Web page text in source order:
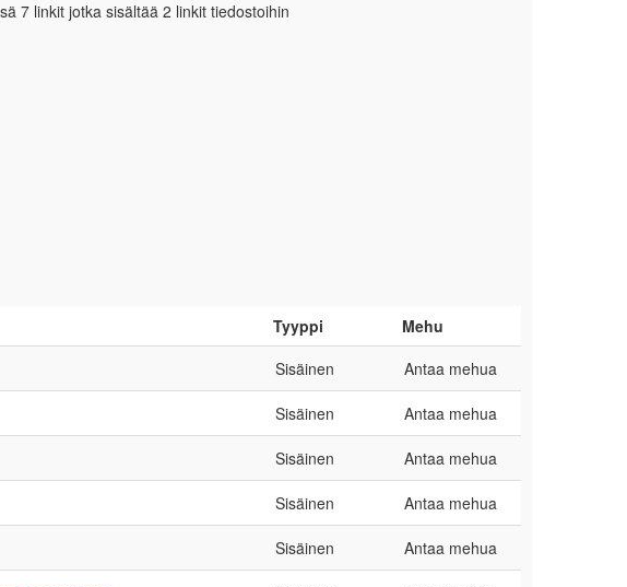
7 linkit jotka sisältää 2 linkit tiedostoihin
Tyyppi
Mehu
Sisäinen Antaa mehua
Sisäinen Antaa mehua
Sisäinen Antaa mehua
Sisäinen Antaa mehua
Sisäinen Antaa mehua